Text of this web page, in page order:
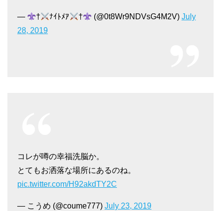
— † ﾅｲﾄﾒｱ † (@0t8Wr9NDVsG4M2V) July
28, 2019
コレが噂の幸福洗脳か。
とてもお洒落な場所にあるのね。
pic.twitter.com/H92akdTY2C
— こうめ (@coume777) July 23, 2019